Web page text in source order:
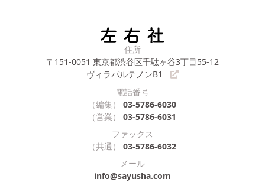
住所
〒151-0051 東京都渋谷区千駄ヶ谷3丁目55-12
ヴィラパルテノンB1
電話番号
（編集）
03-5786-6030
（営業）
03-5786-6031
ファックス
（共通）
03-5786-6032
メール
info@sayusha.com